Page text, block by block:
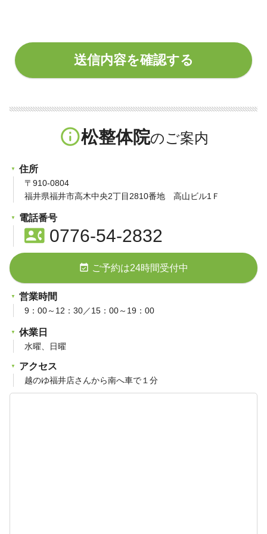
info_outline松整体院
住所
〒910-0804
福井県福井市高木中央2丁目2810番地 高山ビル1Ｆ
電話番号
contact_phone0776-54-2832
event_available ご予約は24時間受付中
営業時間
9：00～12：30／15：00～19：00
休業日
水曜、日曜
アクセス
越のゆ福井店さんから南へ車で１分